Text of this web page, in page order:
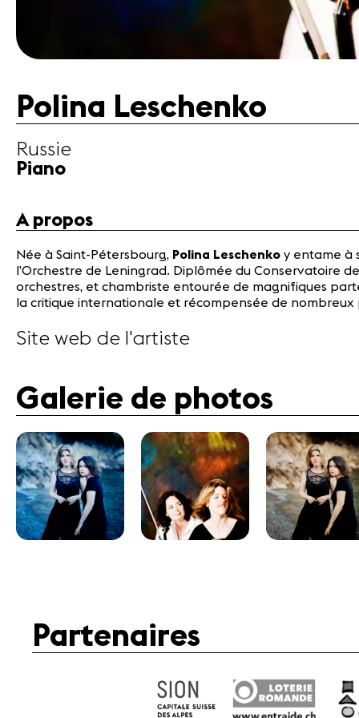
Polina Leschenko
Russie
Piano
A propos
Née à Saint-Pétersbourg, Polina Leschenko y entame à
l’Orchestre de Leningrad. Diplômée du Conservatoire
orchestres, et chambriste entourée de magnifiques
la critique internationale et récompensée de
Site web de l'artiste
Galerie de photos
Partenaires